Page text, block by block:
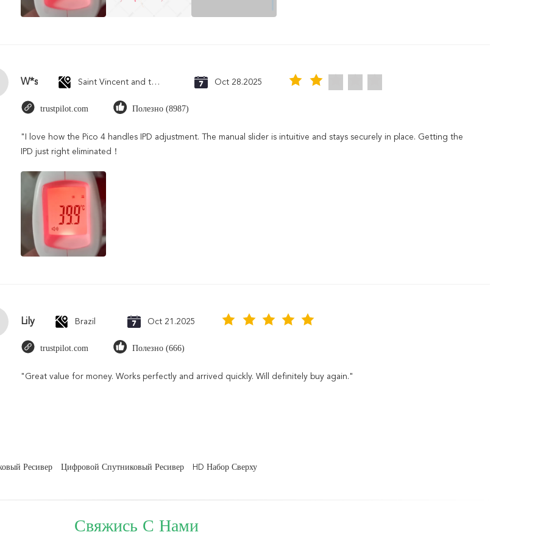
W*s Saint Vincent and the Grenadines Oct 28.2025
trustpilot.com Полезно (8987)
"I love how the Pico 4 handles IPD adjustment. The manual slider is intuitive and stays securely in place. Getting the
IPD just right eliminated！
Lily Brazil Oct 21.2025
trustpilot.com Полезно (666)
"Great value for money. Works perfectly and arrived quickly. Will definitely buy again."
Ресивер Цифровой Спутниковый Ресивер HD Набор Сверху
Свяжись С Нами